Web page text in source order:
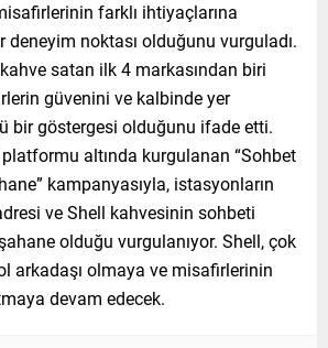
farklı ihtiyaçlarına
noktası olduğunu vurguladı.
satan ilk 4 markasından biri
güvenini ve kalbinde yer
bir göstergesi olduğunu ifade etti.
platformu altında kurgulanan “Sohbet
kampanyasıyla, istasyonların
ve Shell kahvesinin sohbeti
olduğu vurgulanıyor. Shell, çok
arkadaşı olmaya ve misafirlerinin
devam edecek.